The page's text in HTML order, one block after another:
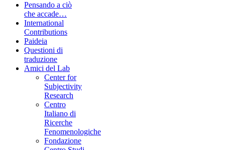
Pensando a ciò
che accade…
International
Contributions
Paideia
Questioni di
traduzione
Amici del Lab
Center for
Subjectivity
Research
Centro
Italiano di
Ricerche
Fenomenologiche
Fondazione